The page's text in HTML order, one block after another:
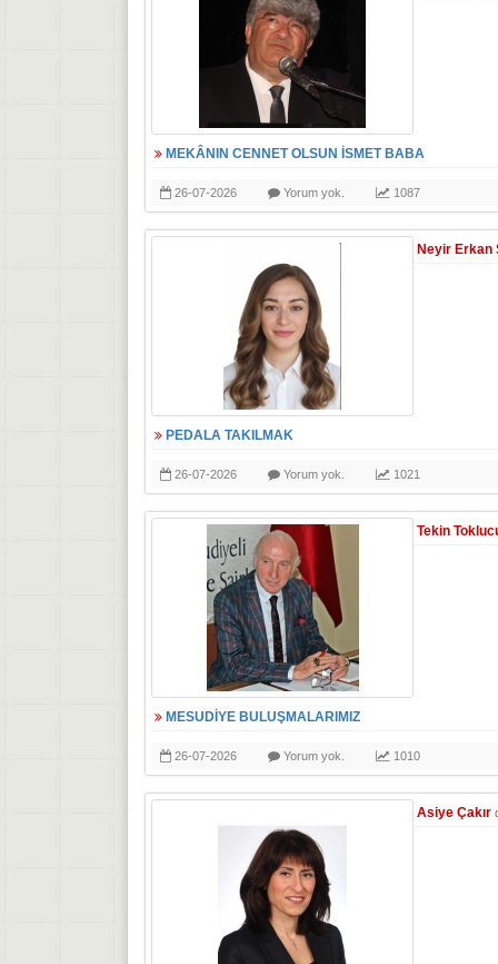
MEKÂNIN CENNET OLSUN İSMET BABA
26-07-2026 Yorum yok. 1087
Neyir Erkan
PEDALA TAKILMAK
26-07-2026 Yorum yok. 1021
Tekin
MESUDİYE BULUŞMALARIMIZ
26-07-2026 Yorum yok. 1010
Asiye Çakır